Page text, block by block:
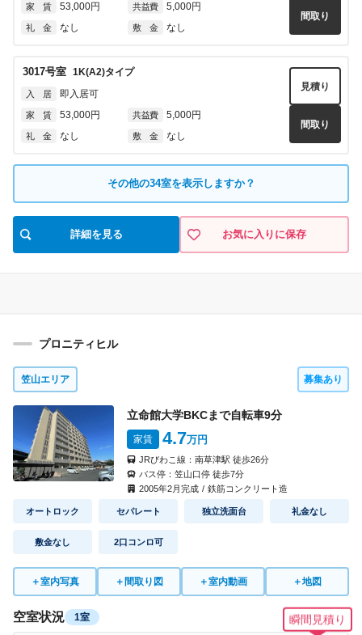
家 賃 53,000円 共益費 5,000円
礼 金 なし 敷 金 なし
間取り
3017号室 1K(A2)タイプ
入 居 即入居可
家 賃 53,000円 共益費 5,000円
礼 金 なし 敷 金 なし
見積り
間取り
タイプ
入 居 即入居可
間取り
礼 金 なし
入 居 即入居可
家 賃 54,000円 共益費 5,000円
礼 金 なし 敷 金 なし
4009 号室 1K(A2) タイプ
家 賃 54,000円 共益費
礼 金 なし 敷 金 なし
見積り
4010号室 1K(A1)
見積り
その他の34室を表示しますか？
詳細を見る お気に入りに保存
プロニティヒル
笠山エリア 募集あり
立命館大学BKCまで自転車9分
家賃 4.7万円
JRびわこ線： 南草津駅 徒歩26分
バス停： 笠山口停徒歩7分
2005年2月完成 / 鉄筋コンクリート造
オートロック セパレート 独立洗面台 礼金なし
敷金なし 2口コンロ可
＋室内写真 ＋ 間取り図 ＋室内動画 ＋地図
空室状況 1室 瞬間見積り